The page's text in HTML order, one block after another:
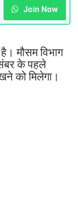
Join Now
मौसम विभाग
के पहले
को मिलेगा।